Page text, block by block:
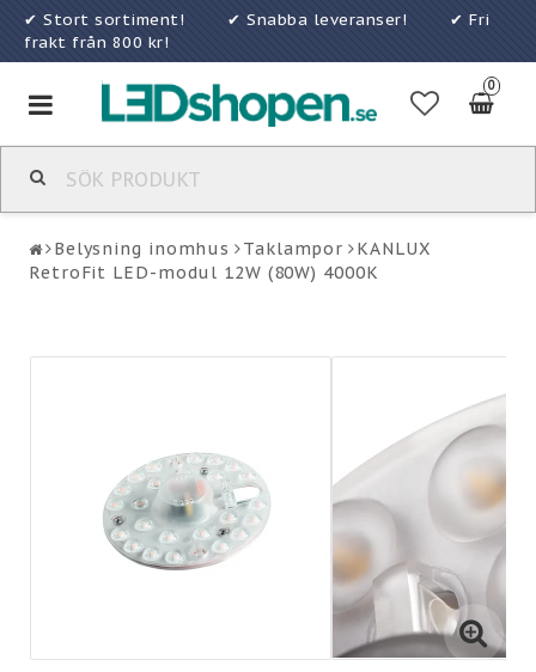
✔ Stort sortiment! ✔ Snabba leveranser! ✔ Fri
frakt från 800 kr!
0
Toggle
navigation
Belysning inomhus Taklampor
KANLUX
RetroFit LED-modul 12W (80W) 4000K